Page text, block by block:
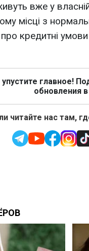
вже у
місці з
кредитні
главное!
обновления
читайте нас там,